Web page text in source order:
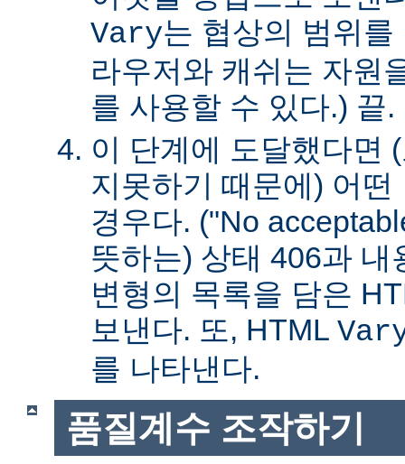
Vary는 협상의 범위
라우저와 캐쉬는 자원
를 사용할 수 있다.) 끝.
이 단계에 도달했다면
지못하기 때문에) 어
경우다. ("No
뜻하는) 상태 406과 내
변형의 목록을 담은
보낸다. 또, HTML
를 나타낸다.
품질계수 조작하기